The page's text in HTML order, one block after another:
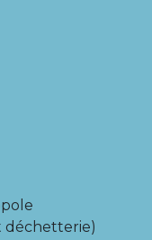
déchetterie)